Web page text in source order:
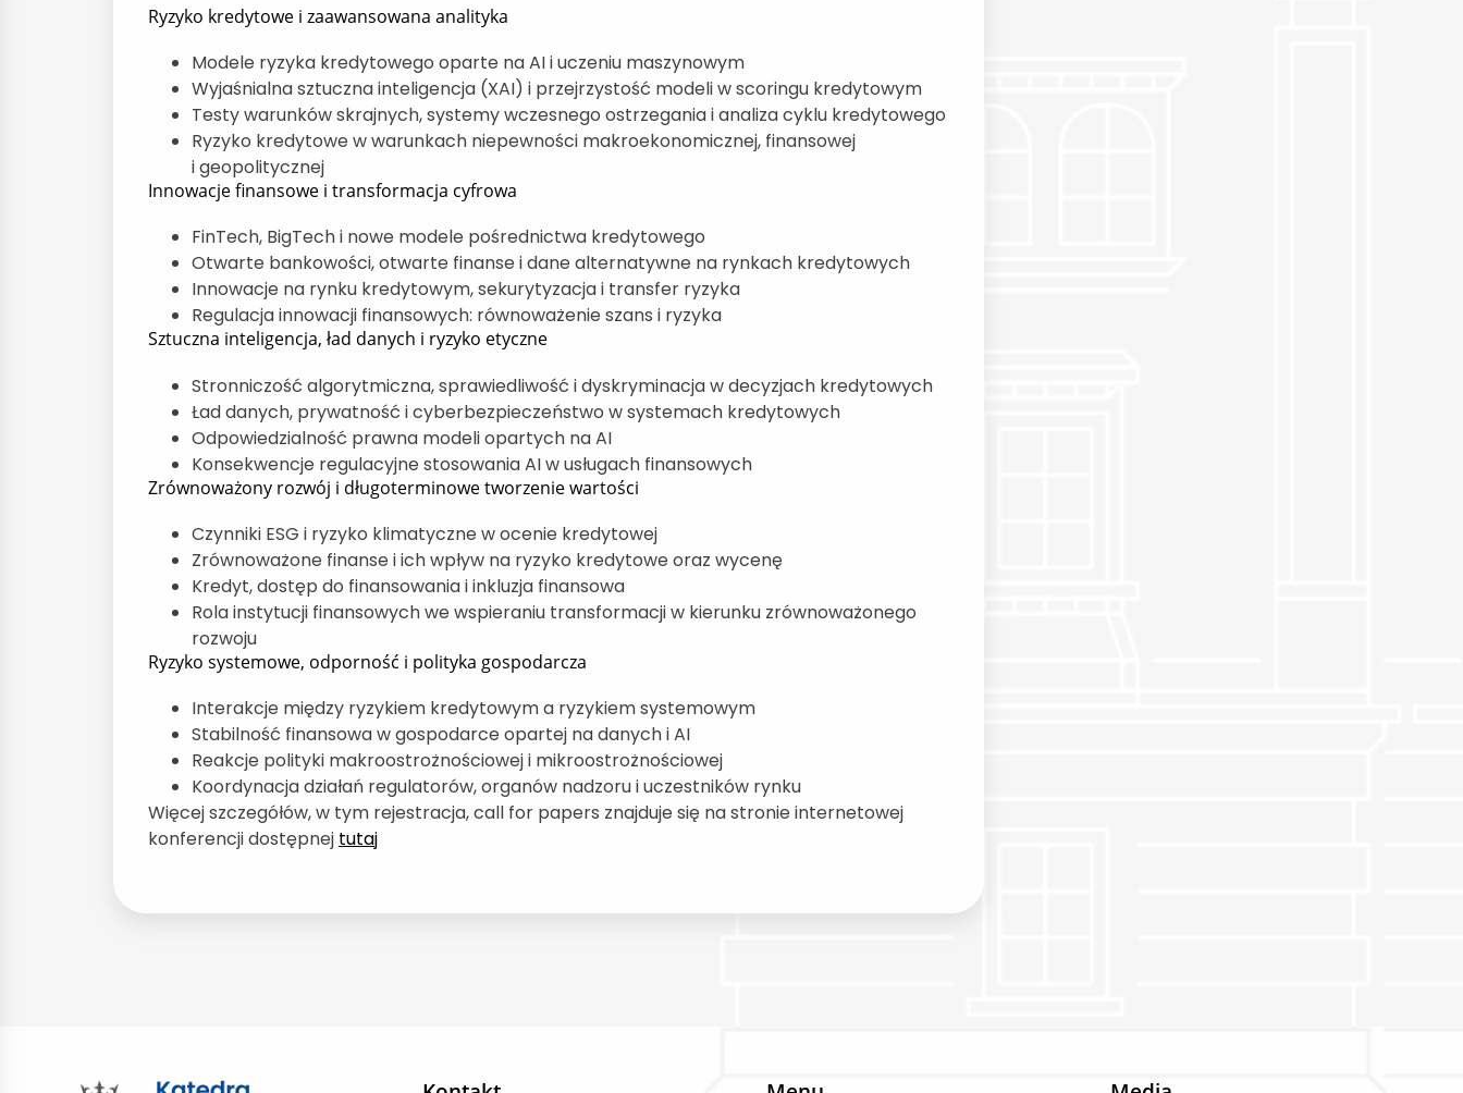
Ryzyko kredytowe i zaawansowana analityka
Modele ryzyka kredytowego oparte na AI i uczeniu maszynowym
Wyjaśnialna sztuczna inteligencja (XAI) i przejrzystość modeli w scoringu kredytowym
Testy warunków skrajnych, systemy wczesnego ostrzegania i analiza cyklu kredytowego
Ryzyko kredytowe w warunkach niepewności makroekonomicznej, finansowej
i geopolitycznej
Innowacje finansowe i transformacja cyfrowa
FinTech, BigTech i nowe modele pośrednictwa kredytowego
Otwarte bankowości, otwarte finanse i dane alternatywne na rynkach kredytowych
Innowacje na rynku kredytowym, sekurytyzacja i transfer ryzyka
Regulacja innowacji finansowych: równoważenie szans i ryzyka
Sztuczna inteligencja, ład danych i ryzyko etyczne
Stronniczość algorytmiczna, sprawiedliwość i dyskryminacja w decyzjach kredytowych
Ład danych, prywatność i cyberbezpieczeństwo w systemach kredytowych
Odpowiedzialność prawna modeli opartych na AI
Konsekwencje regulacyjne stosowania AI w usługach finansowych
Zrównoważony rozwój i długoterminowe tworzenie wartości
Czynniki ESG i ryzyko klimatyczne w ocenie kredytowej
Zrównoważone finanse i ich wpływ na ryzyko kredytowe oraz wycenę
Kredyt, dostęp do finansowania i inkluzja finansowa
Rola instytucji finansowych we wspieraniu transformacji w kierunku zrównoważonego
rozwoju
Ryzyko systemowe, odporność i polityka gospodarcza
Interakcje między ryzykiem kredytowym a ryzykiem systemowym
Stabilność finansowa w gospodarce opartej na danych i AI
Reakcje polityki makroostrożnościowej i mikroostrożnościowej
Koordynacja działań regulatorów, organów nadzoru i uczestników rynku
Więcej szczegółów, w tym rejestracja, call for papers znajduje się na stronie internetowej
konferencji dostępnej tutaj